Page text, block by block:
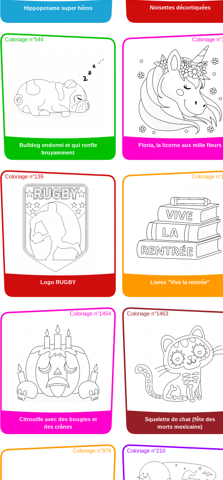
Hippopotame super héros Noisettes décortiquées
Coloriage n°544
Bulldog endormi et qui ronfle
bruyamment
Coloriage
Floria, la licorne aux mille fleurs
Coloriage n°139
Logo RUGBY
Coloriage
Livres "Vive la rentrée"
Coloriage n°1454
Citrouille avec des bougies et
des crânes
Coloriage n°1463
Squelette de chat (fête des
morts mexicaine)
Coloriage n°979 Coloriage n°210